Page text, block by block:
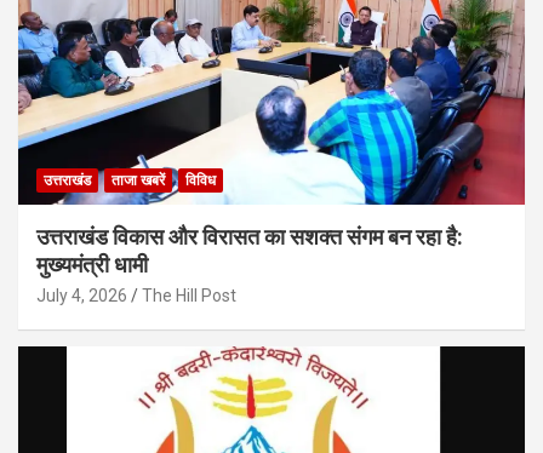
उत्तराखंड ताजा खबरें विविध
उत्तराखंड विकास और विरासत का सशक्त संगम बन रहा है:
मुख्यमंत्री धामी
July 4, 2026 The Hill Post